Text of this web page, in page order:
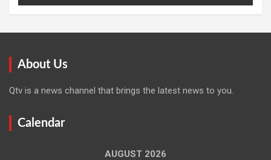
About Us
Qtv is a news channel that brings the latest news to you.
Calendar
AUGUST 2026